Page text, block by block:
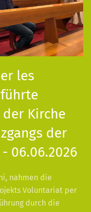
les
Kirche
der
06.06.2026
nahmen die
Voluntariat per
durch die